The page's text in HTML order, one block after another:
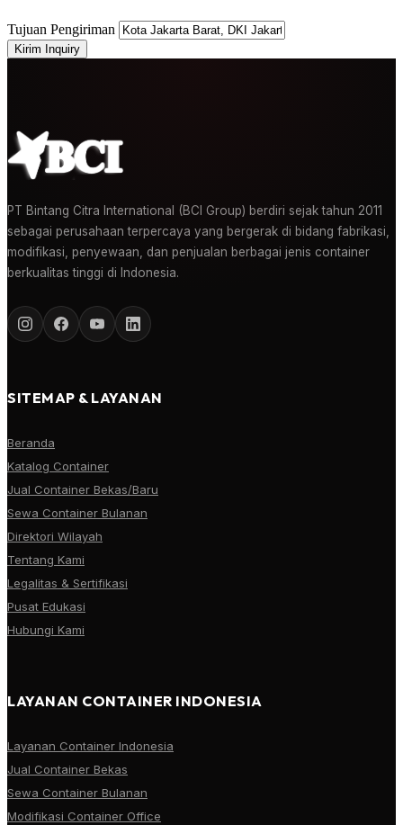
Tujuan Pengiriman
Kirim Inquiry
PT Bintang Citra International (BCI Group) berdiri sejak tahun 2011
sebagai perusahaan terpercaya yang bergerak di bidang fabrikasi,
modifikasi, penyewaan, dan penjualan berbagai jenis container
berkualitas tinggi di Indonesia.
SITEMAP & LAYANAN
Beranda
Katalog Container
Jual Container Bekas/Baru
Sewa Container Bulanan
Direktori Wilayah
Tentang Kami
Legalitas & Sertifikasi
Pusat Edukasi
Hubungi Kami
LAYANAN CONTAINER INDONESIA
Layanan Container Indonesia
Jual Container Bekas
Sewa Container Bulanan
Modifikasi Container Office